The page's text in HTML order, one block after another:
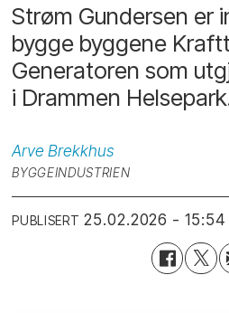
Strøm Gundersen er
bygge byggene
Generatoren som
i Drammen
Arve Brekkhus
BYGGEINDUSTRIEN
PUBLISERT 25.02.2026 - 15:54